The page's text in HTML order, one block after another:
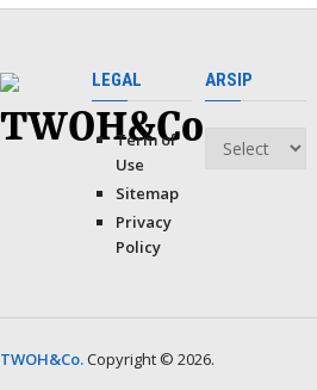
LEGAL
Term of
Use
Sitemap
Privacy
Policy
ARSIP
Arsip
TWOH&Co.Copyright © 2026.